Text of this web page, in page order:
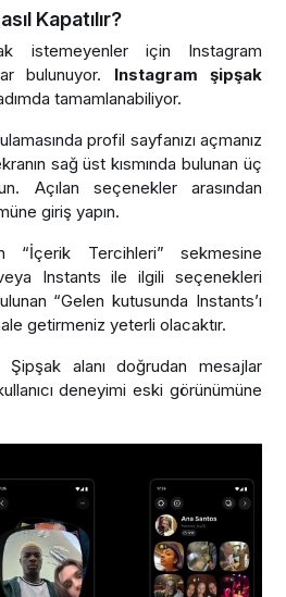
Kapatılır?
istemeyenler için Instagram
bulunuyor. Instagram şipşak
tamamlanabiliyor.
profil sayfanızı açmanız
sağ üst kısmında bulunan üç
Açılan seçenekler arasından
giriş yapın.
Tercihleri” sekmesine
Instants ile ilgili seçenekleri
“Gelen kutusunda Instants’ı
getirmeniz yeterli olacaktır.
Şipşak alanı doğrudan mesajlar
deneyimi eski görünümüne